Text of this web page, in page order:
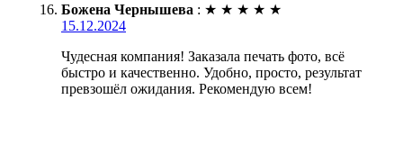
Божена Чернышева : ★ ★ ★ ★ ★
15.12.2024
Чудесная компания! Заказала печать фото, всё
быстро и качественно. Удобно, просто, результат
превзошёл ожидания. Рекомендую всем!